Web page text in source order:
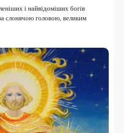
і найвідоміших богів
слонячою головою, великим